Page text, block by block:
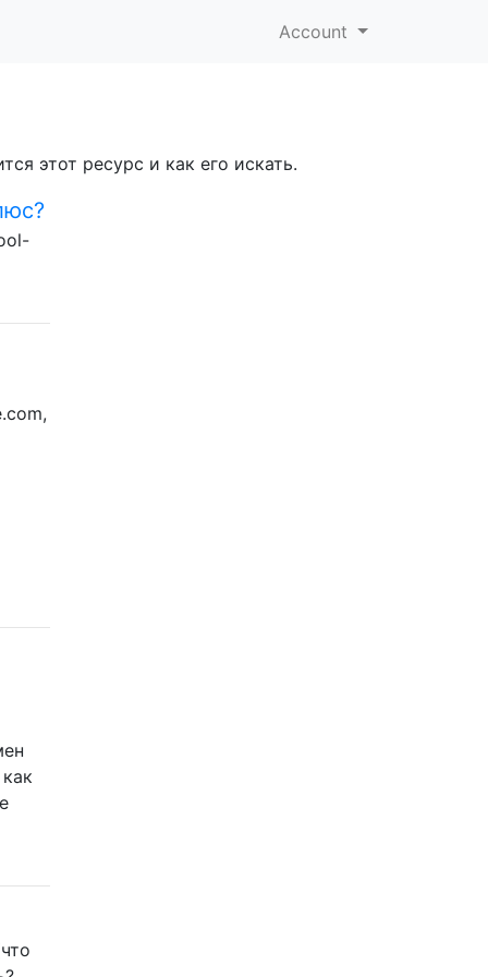
Account
этот ресурс и как его искать.